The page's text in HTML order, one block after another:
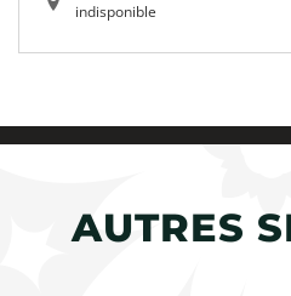
indisponible
AUTRES